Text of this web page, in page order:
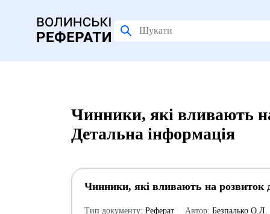
Чинники, які вливають
Детальна інформація
Чинники, які вливають на розвиток
Тип документу: Реферат
Автор: Безпалько О.Л.